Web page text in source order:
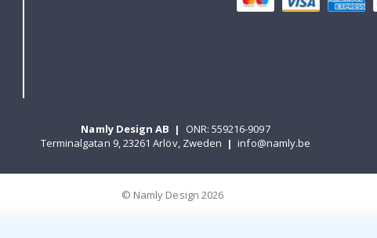
Namly Design AB |
ONR: 559216-9097
Terminalgatan 9, 23261 Arlöv, Zweden | info@namly.be
© Namly Design 2026